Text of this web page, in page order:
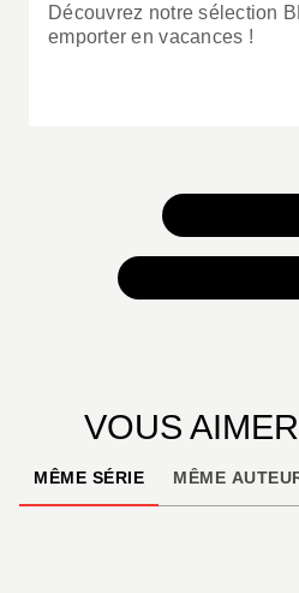
Découvrez notre sélection
emporter en vacances !
VOUS
MÊME SÉRIE MÊME